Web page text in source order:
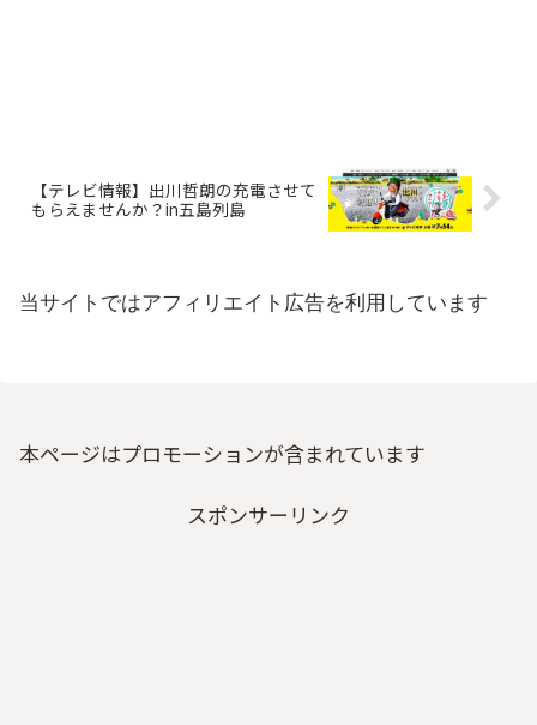
【テレビ情報】出川哲朗の充電させて
もらえませんか？in五島列島
当サイトではアフィリエイト広告を利用しています
本ページはプロモーションが含まれています
スポンサーリンク